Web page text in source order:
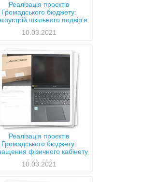
Реалізація проєктів
Громадського бюджету:
шкільного подвір’я
міста Києва
10.03.2021
Реалізація проєктів
Громадського бюджету:
фізичного кабінету
10.03.2021